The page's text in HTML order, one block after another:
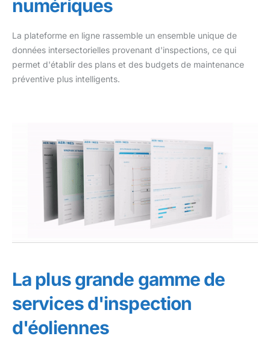
numériques
La plateforme en ligne rassemble un ensemble unique de
données intersectorielles provenant d'inspections, ce qui
permet d'établir des plans et des budgets de maintenance
préventive plus intelligents.
La plus grande gamme de
services d'inspection
d'éoliennes